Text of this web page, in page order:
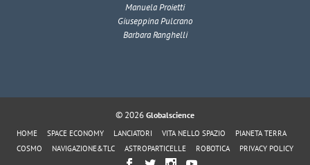
Manuela Proietti
Giuseppina Pulcrano
Barbara Ranghelli
© 2026 Globalscience
HOME SPACE ECONOMY LANCIATORI VITA NELLO SPAZIO
PIANETA TERRA
COSMO
NAVIGAZIONE&TLC ASTROPARTICELLE ROBOTICA PRIVACY POLICY